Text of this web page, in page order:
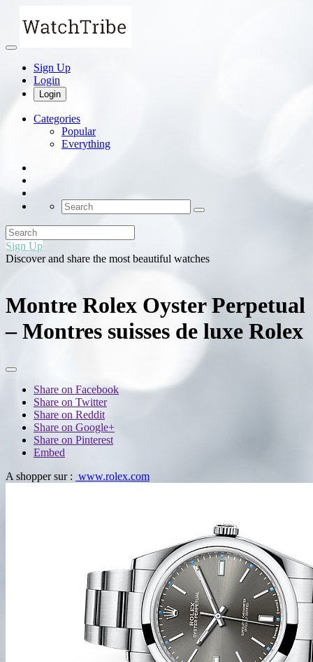
Sign Up
Login
Login
Categories
Popular
Everything
Sign Up
Discover and share the most beautiful watches
Montre Rolex Oyster Perpetual
– Montres suisses de luxe Rolex
Share on Facebook
Share on Twitter
Share on Reddit
Share on Google+
Share on Pinterest
Embed
A shopper sur : www.rolex.com